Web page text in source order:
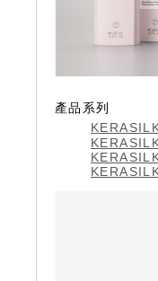
產品系列